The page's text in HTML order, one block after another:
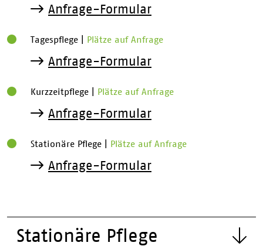
Anfrage-Formular
Tagespflege Plätze auf Anfrage
Anfrage-Formular
Kurzzeitpflege Plätze auf Anfrage
Anfrage-Formular
Stationäre Pflege Plätze auf Anfrage
Anfrage-Formular
Stationäre Pflege